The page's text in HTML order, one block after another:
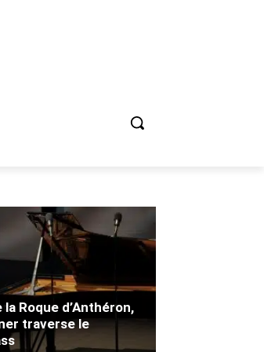
Roque d’Anthéron,
traverse le